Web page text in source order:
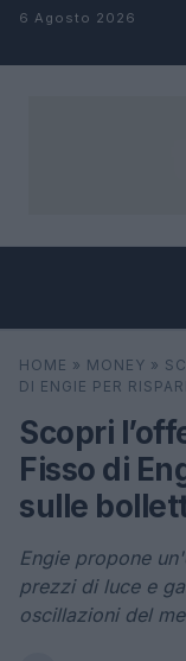
Salta al contenuto
6 Agosto 2026
Cerca
HOME » MONEY »
DI ENGIE PER
Scopri
Fisso di
sulle
Engie propone
prezzi di luce e
oscillazioni del